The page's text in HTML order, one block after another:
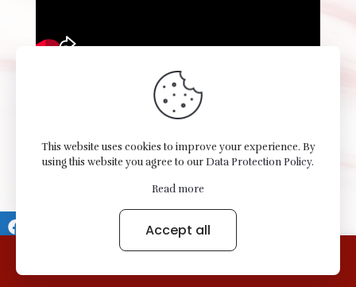
Terms of use Privacy Notice.
This website uses cookies to improve your experience. By
using this website you agree to ourData Protection Policy.
Read more
Accept all